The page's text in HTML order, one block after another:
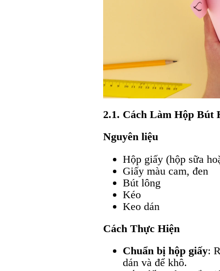
2.1. Cách Làm Hộp Bút
Nguyên liệu
Hộp giấy (hộp sữa
Giấy màu cam, đen
Bút lông
Kéo
Keo dán
Cách Thực Hiện
Chuẩn bị hộp giấy:
dán và để khô.